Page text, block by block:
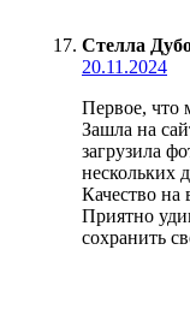
Стелла
20.11.2024
Первое, что
Зашла на
загрузила
нескольких
Качество на
Приятно
сохранить